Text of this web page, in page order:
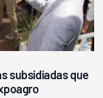
subsidiadas que